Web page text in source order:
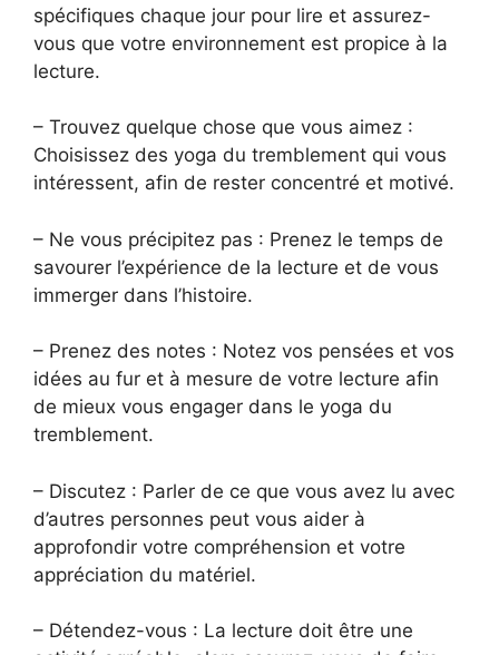
spécifiques chaque jour pour lire et assurez-
vous que votre environnement est propice à la
lecture.
– Trouvez quelque chose que vous aimez :
Choisissez des yoga du tremblement qui vous
intéressent, afin de rester concentré et motivé.
– Ne vous précipitez pas : Prenez le temps de
savourer l’expérience de la lecture et de vous
immerger dans l’histoire.
– Prenez des notes : Notez vos pensées et vos
idées au fur et à mesure de votre lecture afin
de mieux vous engager dans le yoga du
tremblement.
– Discutez : Parler de ce que vous avez lu avec
d’autres personnes peut vous aider à
approfondir votre compréhension et votre
appréciation du matériel.
– Détendez-vous : La lecture doit être une